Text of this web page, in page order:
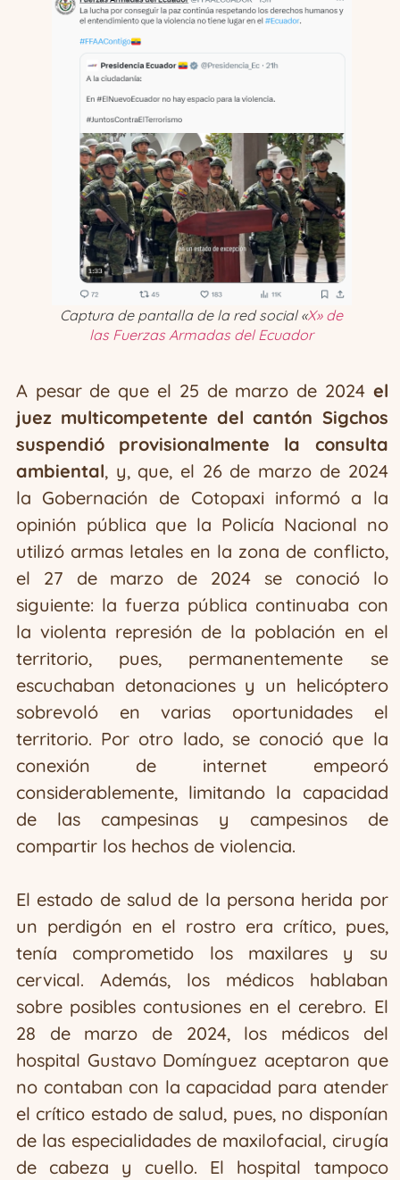
Captura de pantalla de la red social «X» de
las Fuerzas Armadas del Ecuador
A pesar de que el 25 de marzo de 2024 el
juez multicompetente del cantón Sigchos
suspendió provisionalmente la consulta
ambiental, y, que, el 26 de marzo de 2024
la Gobernación de Cotopaxi informó a la
opinión pública que la Policía Nacional no
utilizó armas letales en la zona de conflicto,
el 27 de marzo de 2024 se conoció lo
siguiente: la fuerza pública continuaba con
la violenta represión de la población en el
territorio, pues, permanentemente se
escuchaban detonaciones y un helicóptero
sobrevoló en varias oportunidades el
territorio. Por otro lado, se conoció que la
conexión de internet empeoró
considerablemente, limitando la capacidad
de las campesinas y campesinos de
compartir los hechos de violencia.
El estado de salud de la persona herida por
un perdigón en el rostro era crítico, pues,
tenía comprometido los maxilares y su
cervical. Además, los médicos hablaban
sobre posibles contusiones en el cerebro. El
28 de marzo de 2024, los médicos del
hospital Gustavo Domínguez aceptaron que
no contaban con la capacidad para atender
el crítico estado de salud, pues, no disponían
de las especialidades de maxilofacial, cirugía
de cabeza y cuello. El hospital tampoco